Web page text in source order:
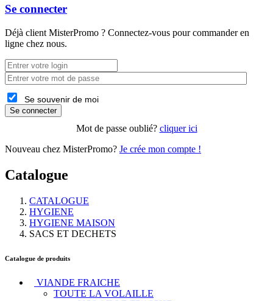
Se connecter
Déjà client MisterPromo ? Connectez-vous pour commander en
ligne chez nous.
Se souvenir de moi
Se connecter
Mot de passe oublié? cliquer ici
Nouveau chez MisterPromo? Je crée mon compte !
Catalogue
CATALOGUE
HYGIENE
HYGIENE MAISON
SACS ET DECHETS
Catalogue de produits
VIANDE FRAICHE
TOUTE LA VOLAILLE